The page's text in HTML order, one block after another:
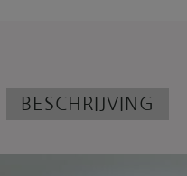
BESCHRIJVING